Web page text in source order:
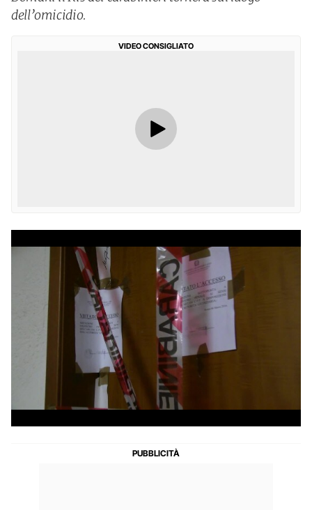
dell’omicidio.
VIDEO CONSIGLIATO